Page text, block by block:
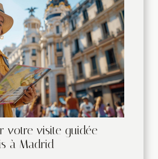
votre visite guidée
à Madrid